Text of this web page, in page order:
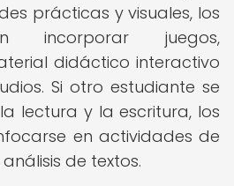
prácticas y visuales, los
incorporar juegos,
didáctico interactivo
Si otro estudiante se
lectura y la escritura, los
en actividades de
de textos.